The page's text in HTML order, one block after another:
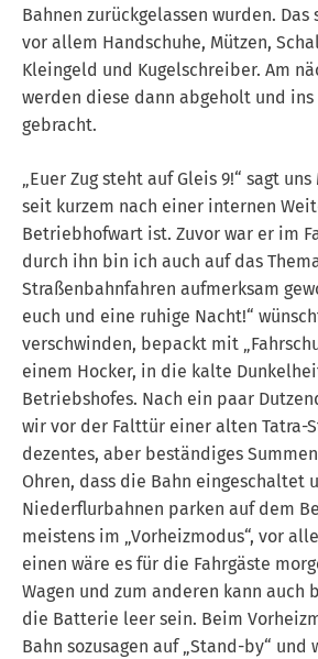
Bahnen zurückgelassen wurden.
vor allem Handschuhe, Mützen,
Kleingeld und Kugelschreiber. Am
werden diese dann abgeholt und ins
gebracht.
„Euer Zug steht auf Gleis 9!“ sagt
seit kurzem nach einer internen
Betriebhofwart ist. Zuvor war er im
durch ihn bin ich auch auf das
Straßenbahnfahren aufmerksam
euch und eine ruhige Nacht!“
verschwinden, bepackt mit
einem Hocker, in die kalte
Betriebshofes. Nach ein paar
wir vor der Falttür einer alten Tatra-
dezentes, aber beständiges
Ohren, dass die Bahn eingeschaltet
Niederflurbahnen parken auf dem
meistens im „Vorheizmodus“, vor
einen wäre es für die Fahrgäste
Wagen und zum anderen kann auch
die Batterie leer sein. Beim
Bahn sozusagen auf „Stand-by“